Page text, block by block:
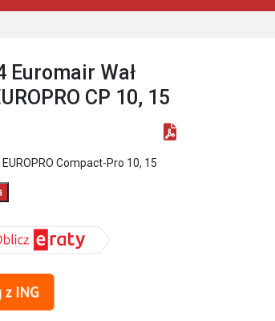
Euromair Wał
CP 10, 15
Compact-Pro 10, 15